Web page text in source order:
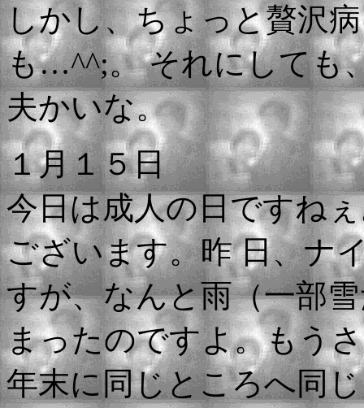
しかし、ちょっと贅沢
も…^^;。 それにしても
夫かいな。
１月１５日
今日は成人の日ですね
ございます。昨 日、ナ
すが、なんと雨（一部
まったのですよ。もう
年末に同じところへ同